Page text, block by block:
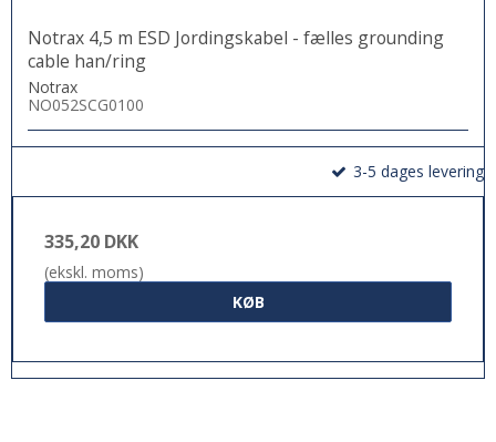
Notrax 4,5 m ESD Jordingskabel - fælles grounding
cable han/ring
Notrax
NO052SCG0100
3-5 dages levering
335,20 DKK
(ekskl. moms)
KØB